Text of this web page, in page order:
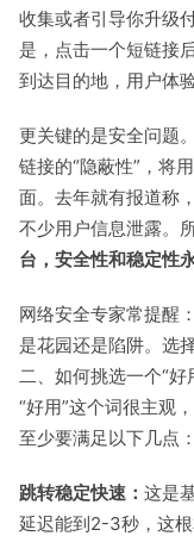
收集或者引导你升级
是，点击一个短链接
到达目的地，用户体验
更关键的是安全问题
链接的“隐蔽性”，将
面。去年就有报道称
不少用户信息泄露。
台，安全性和稳定性
网络安全专家常提醒
是花园还是陷阱。选
二、如何挑选一个“好
“好用”这个词很主观
至少要满足以下几点：
跳转稳定快速： 这是
延迟能到2-3秒，这根